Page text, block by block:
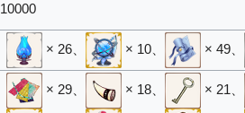
× 26 × 10 × 49
× 29 × 18 × 21